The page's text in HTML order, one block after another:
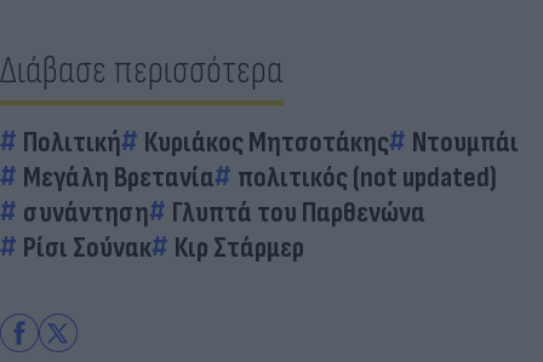
Διάβασε περισσότερα
Πολιτική Κυριάκος Μητσοτάκης
Ντουμπάι
Μεγάλη Βρετανία
πολιτικός (not updated)
συνάντηση
Γλυπτά του Παρθενώνα
Ρίσι Σούνακ
Κιρ Στάρμερ